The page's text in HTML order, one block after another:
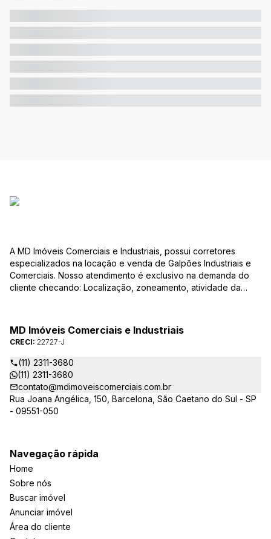
A MD Imóveis Comerciais e Industriais, possui corretores
especializados na locação e venda de Galpões Industriais e
Comerciais. Nosso atendimento é exclusivo na demanda do
cliente checando: Localização, zoneamento, atividade da
atender de verdade a sua necessidade!
MD Imóveis Comerciais e Industriais
CRECI: 22727-J
(11) 2311-3680
(11) 2311-3680
contato@mdimoveiscomerciais.com.br
Rua Joana Angélica, 150, Barcelona, São Caetano do Sul - SP
- 09551-050
Navegação rápida
Home
Sobre nós
Buscar imóvel
Anunciar imóvel
Área do cliente